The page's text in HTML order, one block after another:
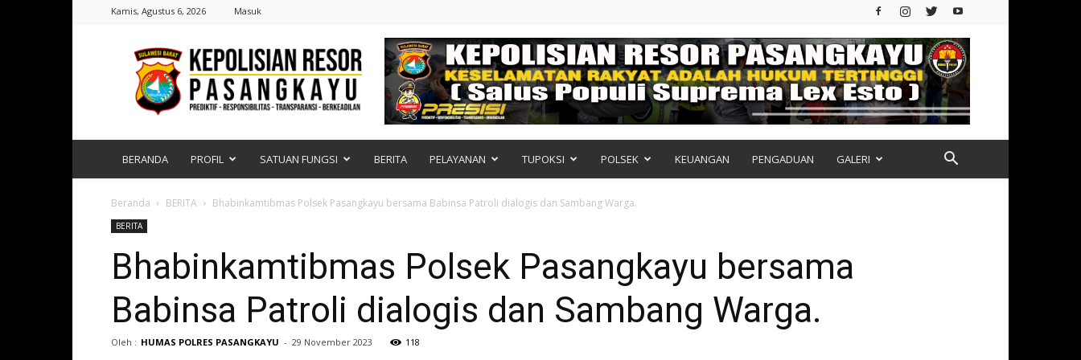
Kamis, Agustus 6, 2026 Masuk
Polres
Pasangkayu
|
Sulawesi
Barat
BERANDA PROFIL SATUAN FUNGSI BERITA PELAYANAN TUPOKSI POLSEK KEUANGAN PENGADUAN GALERI
Beranda BERITA Bhabinkamtibmas Polsek Pasangkayu bersama Babinsa Patroli dialogis dan Sambang Warga.
BERITA
Bhabinkamtibmas Polsek Pasangkayu bersama
Babinsa Patroli dialogis dan Sambang Warga.
Oleh : HUMAS POLRES PASANGKAYU - 29 November 2023 118